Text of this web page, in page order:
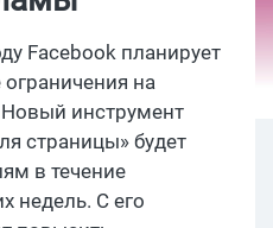
Facebook планирует
на
инструмент
страницы» будет
в течение
недель. С его